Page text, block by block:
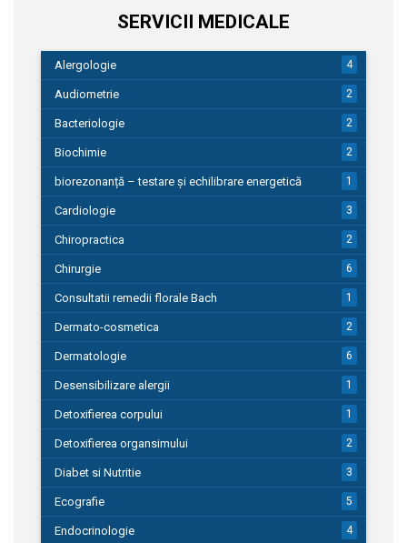
SERVICII MEDICALE
Alergologie 4
Audiometrie 2
Bacteriologie 2
Biochimie 2
biorezonanță – testare și echilibrare energetică 1
Cardiologie 3
Chiropractica 2
Chirurgie 6
Consultatii remedii florale Bach 1
Dermato-cosmetica 2
Dermatologie 6
Desensibilizare alergii 1
Detoxifierea corpului 1
Detoxifierea organsimului 2
Diabet si Nutritie 3
Ecografie 5
Endocrinologie 4